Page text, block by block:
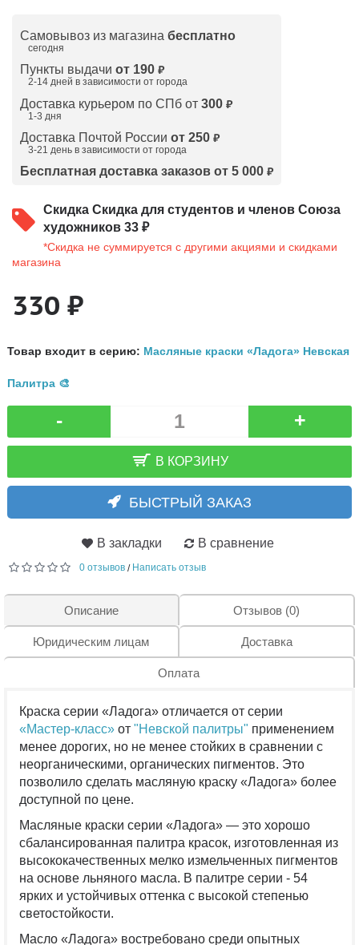
Самовывоз из магазина бесплатно
сегодня
Пункты выдачи от 190 ₽
2-14 дней в зависимости от города
Доставка курьером по СПб от 300 ₽
1-3 дня
Доставка Почтой России от 250 ₽
3-21 день в зависимости от города
Бесплатная доставка заказов от 5 000 ₽
Скидка Скидка для студентов и членов Союза
художников 33 ₽
*Скидка не суммируется с другими акциями и скидками
магазина
330 ₽
Товар входит в серию: Масляные краски «Ладога» Невская
Палитра 🎨
- +
В КОРЗИНУ
БЫСТРЫЙ ЗАКАЗ
В закладки В сравнение
0 отзывов / Написать отзыв
Описание Отзывов (0)
Юридическим лицам Доставка
Оплата
Краска серии «Ладога» отличается от серии
«Мастер-класс» от "Невской палитры" применением
менее дорогих, но не менее стойких в сравнении с
неорганическими, органических пигментов. Это
позволило сделать масляную краску «Ладога» более
доступной по цене.
Масляные краски серии «Ладога» — это хорошо
сбалансированная палитра красок, изготовленная из
высококачественных мелко измельченных пигментов
на основе льняного масла. В палитре серии - 54
ярких и устойчивых оттенка с высокой степенью
светостойкости.
Масло «Ладога» востребовано среди опытных